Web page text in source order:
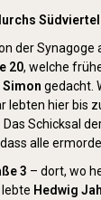
Südviertel
der Synagoge
20, welche
Simon gedacht.
lebten hier bis
Schicksal
alle
3 – dort, wo
Hedwig